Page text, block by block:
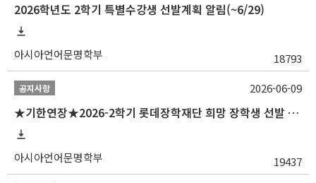
2026학년도 2학기 특별수강생 선발계획 알림(~6/29)
아시아언어문명학부 18793
공지사항
★기한연장★2026-2학기 롯데장학재단 희망 장학생 선발 안내(~6/15
아시아언어문명학부 19437
2026-06-09